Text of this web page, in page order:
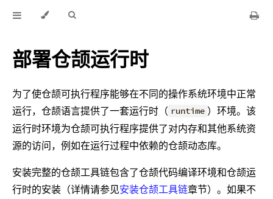
部署仓颉运行时
为了使仓颉可执行程序能够在不同的操作系统环境中正常
运行，仓颉语言提供了一套运行时（ runtime ）环境。该
运行时环境为仓颉可执行程序提供了对内存和其他系统资
源的访问，例如在运行过程中依赖的仓颉动态库。
安装完整的仓颉工具链包含了仓颉代码编译环境和仓颉运
行时的安装（详情请参见安装仓颉工具链章节）。如果不